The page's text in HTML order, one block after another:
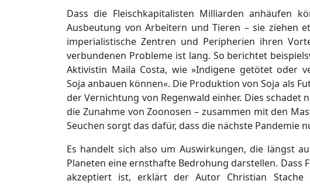
Dass die Fleischkapitalisten Milliarden anhäufen
Ausbeutung von Arbeitern und Tieren – sie ziehen
imperialistische Zentren und Peripherien ihren
verbundenen Probleme ist lang. So berichtet
Aktivistin Maila Costa, wie »Indigene getötet oder
Soja anbauen können«. Die Produktion von Soja als
der Vernichtung von Regenwald einher. Dies
die Zunahme von Zoonosen – zusammen mit den
Seuchen sorgt das dafür, dass die nächste Pandemie
Es handelt sich also um Auswirkungen, die längst
Planeten eine ernsthafte Bedrohung darstellen. Dass
akzeptiert ist, erklärt der Autor Christian